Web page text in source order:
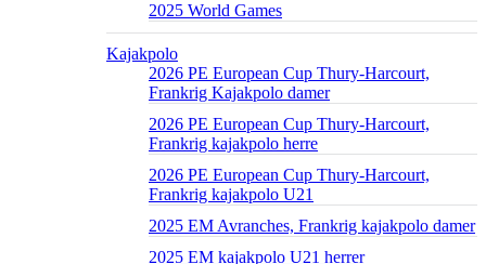
2025 World Games
Kajakpolo
2026 PE European Cup Thury-Harcourt,
Frankrig Kajakpolo damer
2026 PE European Cup Thury-Harcourt,
Frankrig kajakpolo herre
2026 PE European Cup Thury-Harcourt,
Frankrig kajakpolo U21
2025 EM Avranches, Frankrig kajakpolo damer
2025 EM kajakpolo U21 herrer